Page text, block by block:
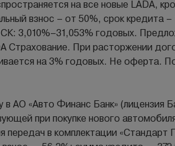
на все новые LADA,
взнос – от 50%, срок кредита
3,010%–31,053% годовых.
Страхование. При расторжении
на 3% годовых. Не оферта.
АО «Авто Финанс Банк» (лицензия
при покупке нового
передач в комплектации